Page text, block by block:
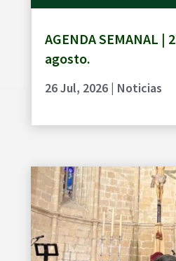
AGENDA SEMANAL |
agosto.
26 Jul, 2026| Noticias